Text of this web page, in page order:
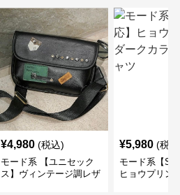
¥4,980 (税込)
モード系 【ユニセック
ス】ヴィンテージ調レザ
¥5,980 (税
モード系【S
ヒョウプリン